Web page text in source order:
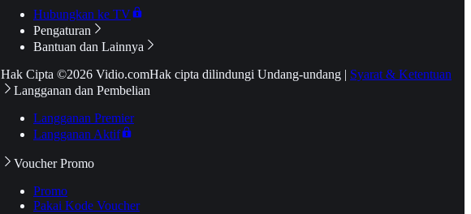
Hubungkan ke TV
Pengaturan
Bantuan dan Lainnya
Hak Cipta ©2026 Vidio.comHak cipta dilindungi Undang-undang | Syarat & Ketentuan
Langganan dan Pembelian
Langganan Premier
Langganan Aktif
Voucher Promo
Promo
Pakai Kode Voucher